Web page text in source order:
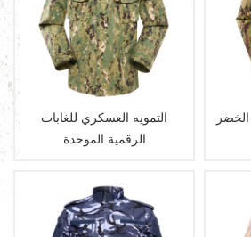
التمويه العسكري للغابات
الرقمية الموحدة